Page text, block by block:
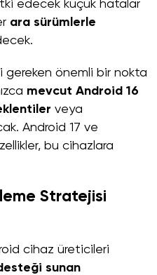
edecek küçük hatalar
ara sürümlerle
gereken önemli bir nokta
mevcut Android 16
veya
Android 17 ve
bu cihazlara
Stratejisi
cihaz üreticileri
sunan